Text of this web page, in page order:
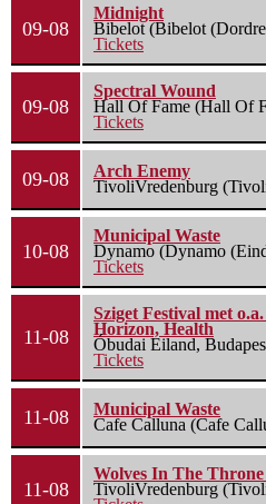
09-08
Midnight
Bibelot (Bibelot
Tickets
09-08
Spectral Wound
Hall Of Fame (Hall Of
Tickets
09-08
Arch Enemy
TivoliVredenburg
10-08
Municipal Waste
Dynamo (Dynamo
Tickets
11-08
Sziget Festival met
Horizon, Health
Óbudai Eiland,
Tickets
11-08
Municipal Waste
Cafe Calluna (Cafe
11-08
Wolves In The
TivoliVredenburg